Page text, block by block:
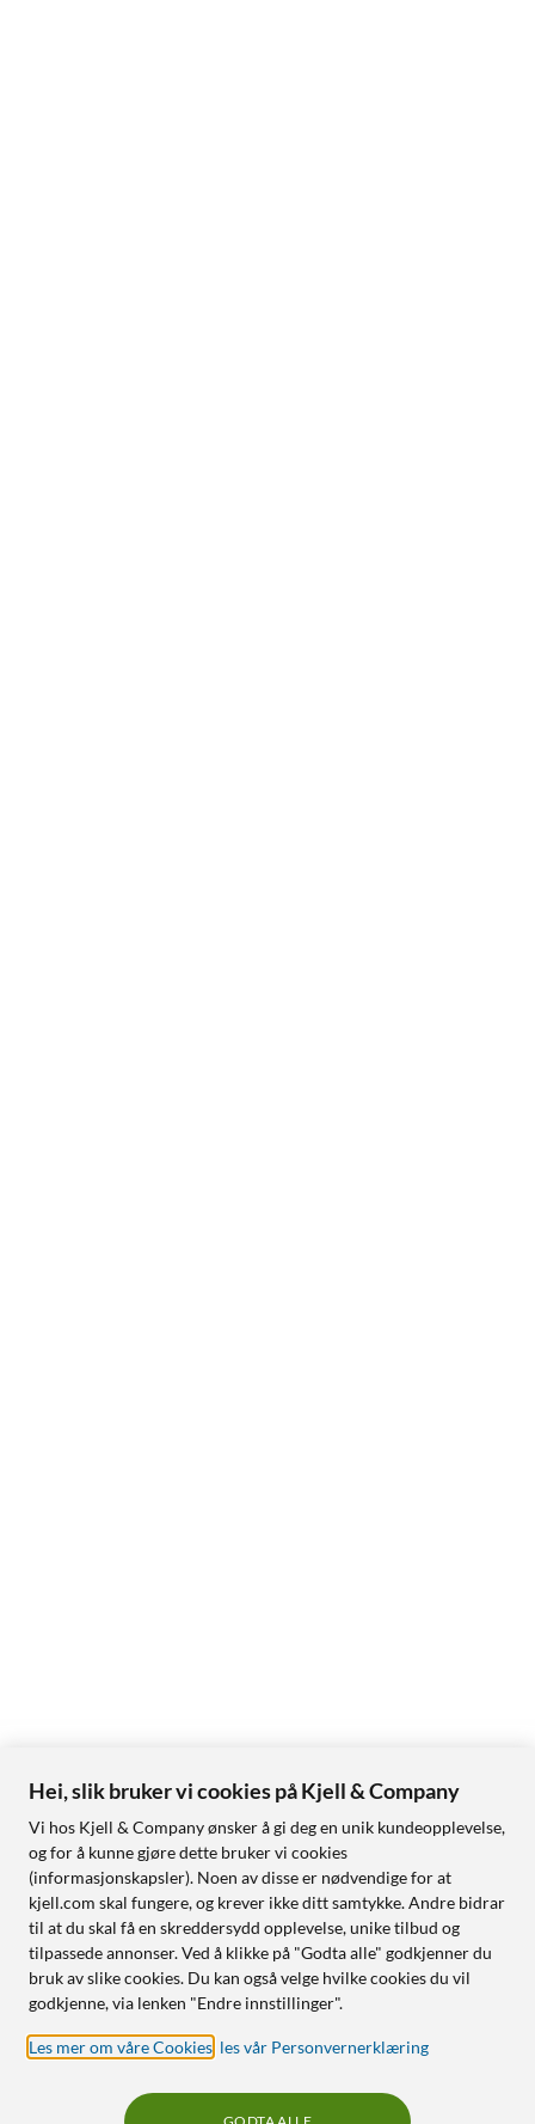
Hei, slik bruker vi cookies på Kjell & Company
Vi hos Kjell & Company ønsker å gi deg en unik kundeopplevelse,
og for å kunne gjøre dette bruker vi cookies
(informasjonskapsler). Noen av disse er nødvendige for at
kjell.com skal fungere, og krever ikke ditt samtykke. Andre bidrar
til at du skal få en skreddersydd opplevelse, unike tilbud og
tilpassede annonser. Ved å klikke på "Godta alle" godkjenner du
bruk av slike cookies. Du kan også velge hvilke cookies du vil
godkjenne, via lenken "Endre innstillinger".
Les mer om våre Cookies les vår Personvernerklæring